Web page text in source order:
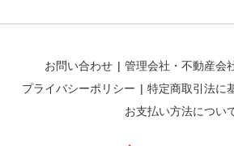
お問い合わせ 管理会社・不動産会
プライバシーポリシー
特定商取引法に
お支払い方法につい